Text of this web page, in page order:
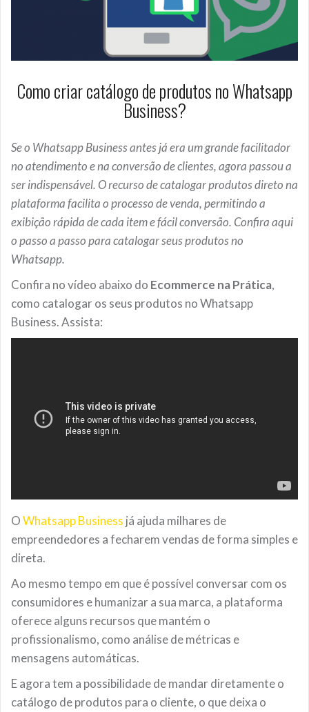
Como criar catálogo de produtos no Whatsapp
Business?
Se o Whatsapp Business antes já era um grande facilitador
no atendimento e na conversão de clientes, agora passou a
ser indispensável. O recurso de catalogar produtos direto na
plataforma facilita o processo de venda, permitindo a
exibição rápida de cada item e fácil conversão. Confira aqui
o passo a passo para catalogar seus produtos no
Whatsapp.
Confira no vídeo abaixo do Ecommerce na Prática,
como catalogar os seus produtos no Whatsapp
Business. Assista:
OWhatsapp Business já ajuda milhares de
empreendedores a fecharem vendas de forma simples e
direta.
Ao mesmo tempo em que é possível conversar com os
consumidores e humanizar a sua marca, a plataforma
oferece alguns recursos que mantém o
profissionalismo, como análise de métricas e
mensagens automáticas.
E agora tem a possibilidade de mandar diretamente o
catálogo de produtos para o cliente, o que deixa o